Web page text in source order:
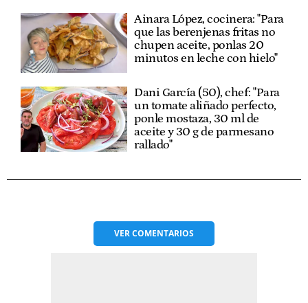
Ainara López, cocinera: "Para
que las berenjenas fritas no
chupen aceite, ponlas 20
minutos en leche con hielo"
Dani García (50), chef: "Para
un tomate aliñado perfecto,
ponle mostaza, 30 ml de
aceite y 30 g de parmesano
rallado"
VERCOMENTARIOS